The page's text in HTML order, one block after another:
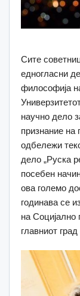
Сите
едногласни
философија
научно дело
признание на
одбележи
дело „Руска
посебен
ова големо
годинава се
на Социјално
главниот